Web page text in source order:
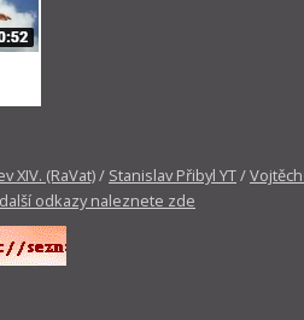
XIV. (RaVat)/ Stanislav Přibyl YT/
odkazy naleznete zde